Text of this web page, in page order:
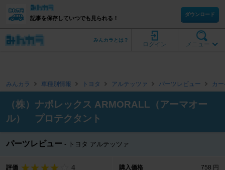
記事を保存していつでも見られる！
ダウンロード
メニュー
ログイン
みんカラとは？
みんカラ 車種別情報 トヨタ アルテッツァ パーツレビュー カ
（株）ナポレックス ARMORALL（アーマオー
ル） プロテクタント
パーツレビュー トヨタ アルテッツァ
評価 4 購入価格 758 円